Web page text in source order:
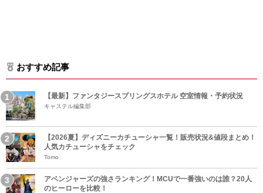
おすすめ記事
【最新】ファンタジースプリングスホテル 空室情報・予約状況
キャステル編集部
【2026夏】ディズニーカチューシャ一覧！販売状況&値段まとめ！
人気カチューシャをチェック
Tomo
アベンジャーズの強さランキング！MCUで一番強いのは誰？20人
のヒーローを比較！